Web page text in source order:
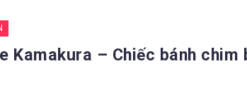
Kamakura – Chiếc bánh chim